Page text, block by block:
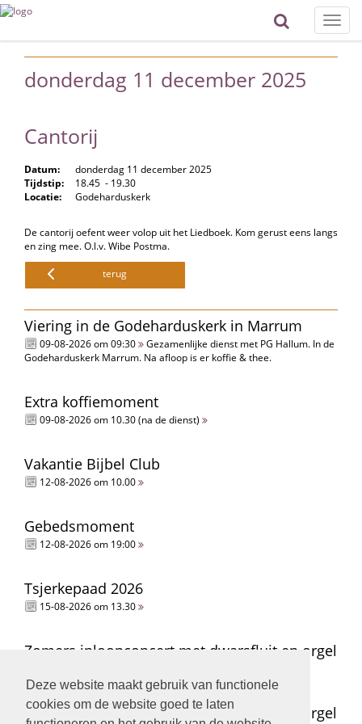
Deze website maakt gebruik van functionele
cookies om de website goed te laten
Toggle
donderdag 11 december 2025
Cantorij
Datum:
donderdag 11 december 2025
Tijdstip:
18.45 - 19.30
Locatie:
Godeharduskerk
De cantorij oefent weer volop uit het Liedboek. Kom gerust eens langs
en zing mee. O.l.v. Wibe Postma.
terug
Viering in de Godeharduskerk in Marrum
09-08-2026 om 09:30
Gezamenlijke dienst met PG Hallum. In de
Godeharduskerk Marrum. Na afloop is er koffie & thee.
Extra koffiemoment
09-08-2026 om 10.30 (na de dienst)
Vakantie Bijbel Club
12-08-2026 om 10.00
Gebedsmoment
12-08-2026 om 19:00
Tsjerkepaad 2026
15-08-2026 om 13.30
Zomers inloopconcert met dwarsfluit en orgel
Zomers inloopconcert met dwarsfluit en orgel